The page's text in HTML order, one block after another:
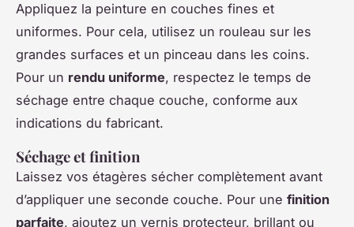
Appliquez la peinture en couches fines et
uniformes. Pour cela, utilisez un rouleau sur les
grandes surfaces et un pinceau dans les coins.
Pour un rendu uniforme, respectez le temps de
séchage entre chaque couche, conforme aux
indications du fabricant.
Séchage et finition
Laissez vos étagères sécher complètement avant
d’appliquer une seconde couche. Pour une finition
parfaite, ajoutez un vernis protecteur, brillant ou